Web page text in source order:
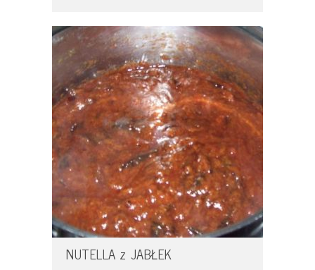
NUTELLA z JABŁEK